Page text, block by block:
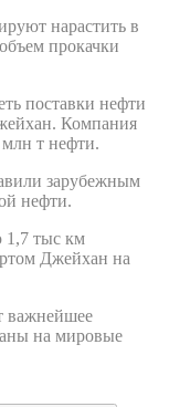
нарастить в
прокачки
поставки нефти
Компания
млн т нефти.
зарубежным
нефти.
1,7 тыс км
Джейхан на
важнейшее
на мировые